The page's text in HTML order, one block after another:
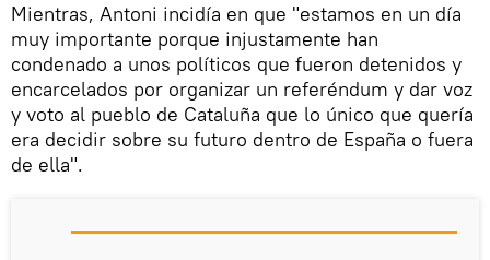
​Mientras, Antoni incidía en que "estamos en un día
muy importante porque injustamente han
condenado a unos políticos que fueron detenidos y
encarcelados por organizar un referéndum y dar voz
y voto al pueblo de Cataluña que lo único que quería
era decidir sobre su futuro dentro de España o fuera
de ella".